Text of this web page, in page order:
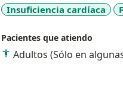
Insuficiencia cardíaca
Pacientes que atiendo
Adultos (Sólo en